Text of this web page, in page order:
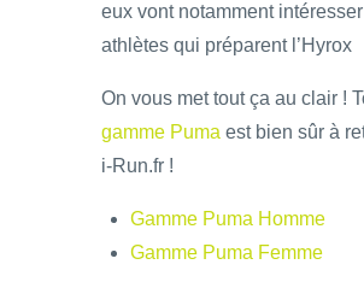
eux vont notamment
athlètes qui préparent l’Hyrox
On vous met tout ça au clair !
gamme Puma est bien sûr à
i-Run.fr !
Gamme Puma Homme
Gamme Puma Femme